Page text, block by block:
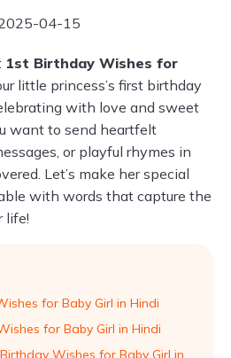
04-15
1st Birthday Wishes for
little princess’s first birthday
with love and sweet
want to send heartfelt
or playful rhymes in
Let’s make her special
with words that capture the
life!
for Baby Girl in Hindi
for Baby Girl in Hindi
Wishes for Baby Girl in